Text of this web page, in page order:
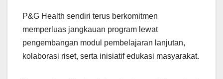
P&G Health sendiri terus berkomitmen
memperluas jangkauan program lewat
pengembangan modul pembelajaran lanjutan,
kolaborasi riset, serta inisiatif edukasi masyarakat.